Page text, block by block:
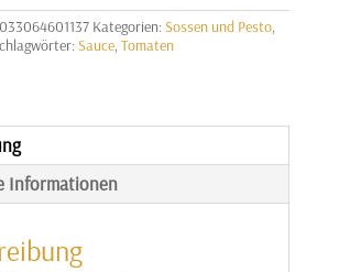
Kategorien:Sossen und Pesto,
Sauce, Tomaten
Informationen